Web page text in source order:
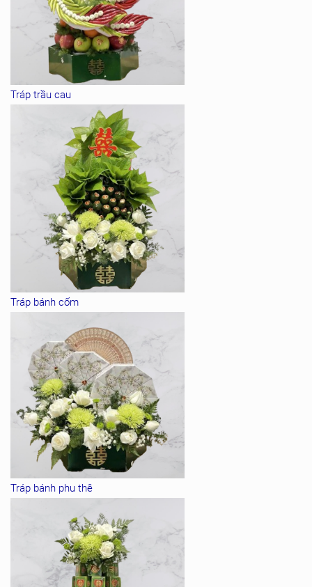
Tráp trầu cau
Tráp bánh cốm
Tráp bánh phu thê